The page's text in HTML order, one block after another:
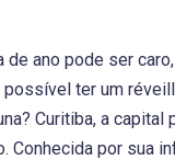
de ano pode ser
ter um
Curitiba, a capital
Conhecida por sua